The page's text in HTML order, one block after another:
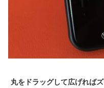
丸をドラッグして広げれば